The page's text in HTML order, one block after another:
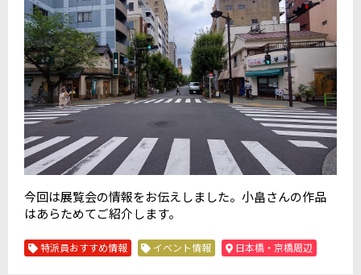
今回は展覧会の情報をお伝えしました。小畠さんの作品
はあらためてご紹介します。
特派員おすすめ情報 イベント情報 日本橋・京橋周辺